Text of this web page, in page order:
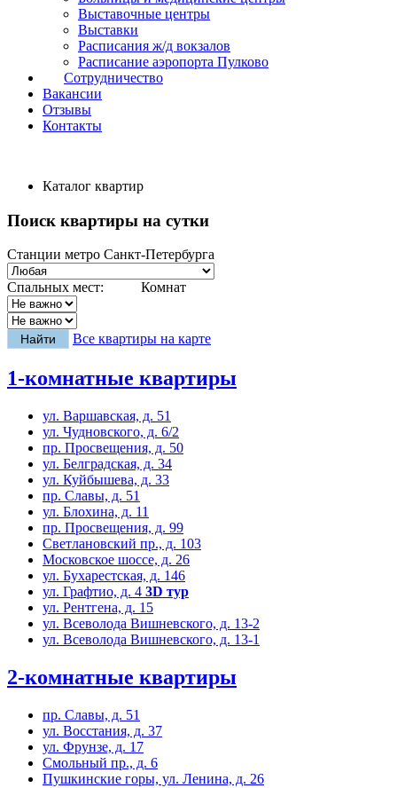
Выставочные центры
Выставки
Расписания ж/д вокзалов
Расписание аэропорта Пулково
Сотрудничество
Вакансии
Отзывы
Контакты
Каталог квартир
Поиск квартиры на сутки
Станции метро Санкт-Петербурга
Спальных мест: Комнат
Все квартиры на карте
1-комнатные квартиры
ул. Варшавская, д. 51
ул. Чудновского, д. 6/2
пр. Просвещения, д. 50
ул. Белградская, д. 34
ул. Куйбышева, д. 33
пр. Славы, д. 51
ул. Блохина, д. 11
пр. Просвещения, д. 99
Светлановский пр., д. 103
Московское шоссе, д. 26
ул. Бухарестская, д. 146
ул. Графтио, д. 4 3D тур
ул. Рентгена, д. 15
ул. Всеволода Вишневского, д. 13-2
ул. Всеволода Вишневского, д. 13-1
2-комнатные квартиры
пр. Славы, д. 51
ул. Восстания, д. 37
ул. Фрунзе, д. 17
Смольный пр., д. 6
Пушкинские горы, ул. Ленина, д. 26